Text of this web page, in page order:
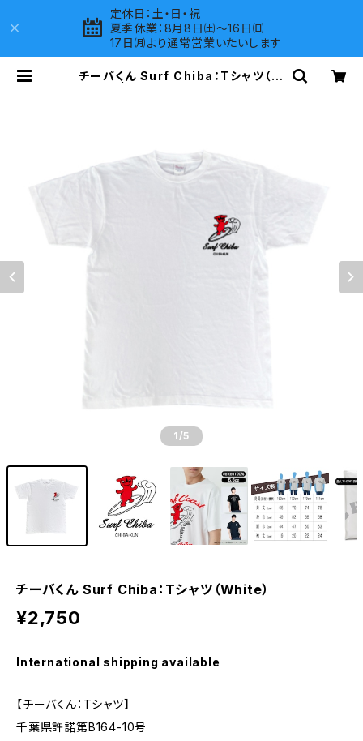
定休日：土・日・祝
夏季休業：8月8日㈯～16日㈰
17日㈪より通常営業いたいします
チーバくん Surf Chiba：Tシャツ（W
1 /5
チーバくん Surf Chiba：Tシャツ（White）
¥2,750
International shipping available
【チーバくん：Tシャツ】
千葉県許諾第B164-10号